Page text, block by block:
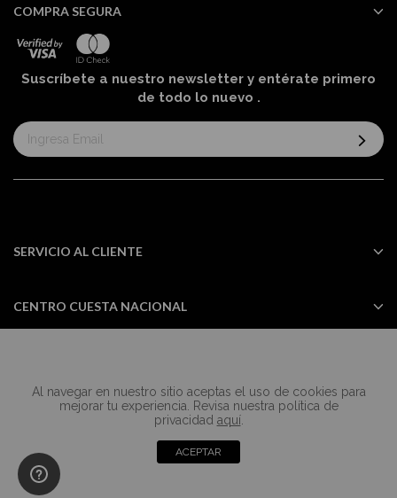
Al navegar en nuestro sitio aceptas el uso de cookies para
mejorar tu experiencia. Revisa nuestra política de
privacidad aquí.
ACEPTAR
COMPRA SEGURA
Suscríbete a nuestro newsletter y entérate primero
de todo lo nuevo .
Suscríbase
al
informativo:
SERVICIO AL CLIENTE
CENTRO CUESTA NACIONAL
Todos los derechos reservados Casa
Cuesta ©2024